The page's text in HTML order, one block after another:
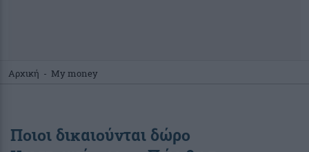
Αρχική - My money
Ποιοι δικαιούνται δώρο